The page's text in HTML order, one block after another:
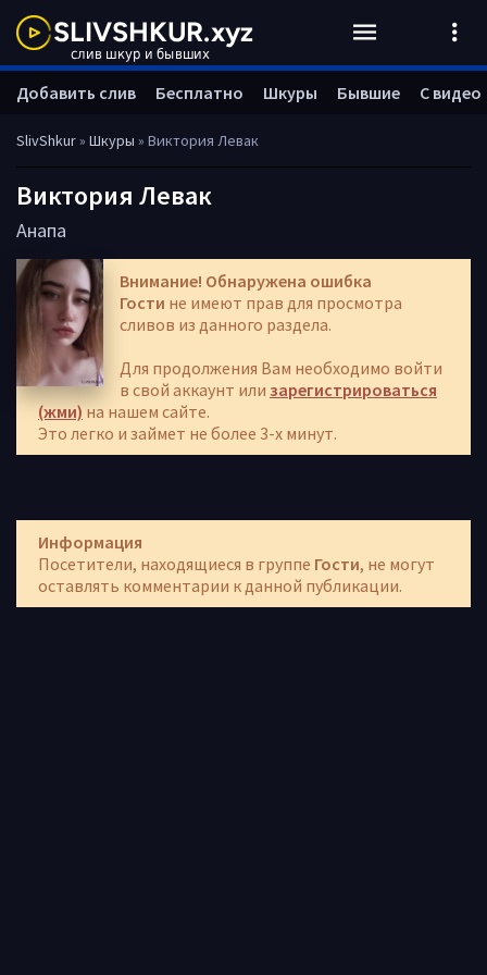
SlivShkur» Шкуры » Виктория Левак
Виктория Левак
Анапа
Внимание! Обнаружена ошибка
Гости не имеют прав для просмотра
сливов из данного раздела.
Для продолжения Вам необходимо войти
в свой аккаунт или зарегистрироваться
(жми) на нашем сайте.
Это легко и займет не более 3-х минут.
Информация
Посетители, находящиеся в группе Гости, не могут
оставлять комментарии к данной публикации.
Добавить слив Бесплатно Шкуры Бывшие С видео